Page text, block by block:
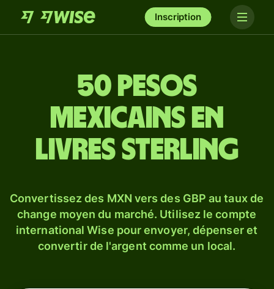
Inscription
50 pesos
mexicains en
livres sterling
Convertissez des MXN vers des GBP au taux de
change moyen du marché. Utilisez le compte
international Wise pour envoyer, dépenser et
convertir de l'argent comme un local.